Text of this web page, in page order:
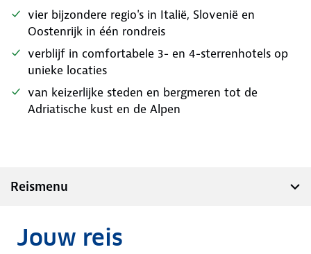
vier bijzondere regio's in Italië, Slovenië en
Oostenrijk in één rondreis
verblijf in comfortabele 3- en 4-sterrenhotels op
unieke locaties
van keizerlijke steden en bergmeren tot de
Adriatische kust en de Alpen
Reismenu
Jouw reis